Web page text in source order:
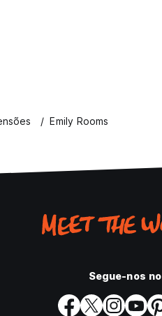
Emily Rooms
Segue-nos no